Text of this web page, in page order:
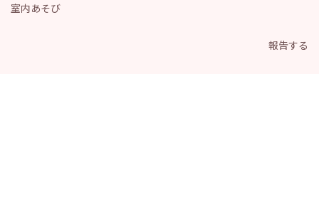
室内あそび
報告する